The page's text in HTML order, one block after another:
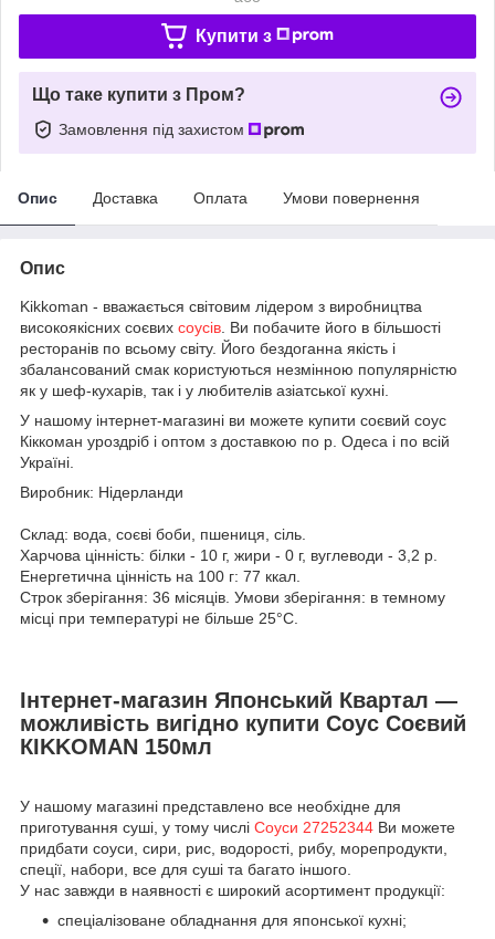
Купити з
Що таке купити з Пром?
Замовлення під захистом
Опис Доставка Оплата Умови повернення
Опис
Kikkoman - вважається світовим лідером з виробництва
високоякісних соєвих соусів . Ви побачите його в більшості
ресторанів по всьому світу. Його бездоганна якість і
збалансований смак користуються незмінною популярністю
як у шеф-кухарів, так і у любителів азіатської кухні.
У нашому інтернет-магазині ви можете купити соєвий соус
Кіккоман уроздріб і оптом з доставкою по р. Одеса і по всій
Україні.
Виробник: Нідерланди
Склад: вода, соєві боби, пшениця, сіль.
Харчова цінність: білки - 10 г, жири - 0 г, вуглеводи - 3,2 р.
Енергетична цінність на 100 г: 77 ккал.
Строк зберігання: 36 місяців. Умови зберігання: в темному
місці при температурі не більше 25°C.
Інтернет-магазин Японський Квартал —
можливість вигідно купити Соус Соєвий
КIKKOMAN 150мл
У нашому магазині представлено все необхідне для
приготування суші, у тому числі Соуси 27252344 Ви можете
придбати соуси, сири, рис, водорості, рибу, морепродукти,
спеції, набори, все для суші та багато іншого.
У нас завжди в наявності є широкий асортимент продукції:
спеціалізоване обладнання для японської кухні;